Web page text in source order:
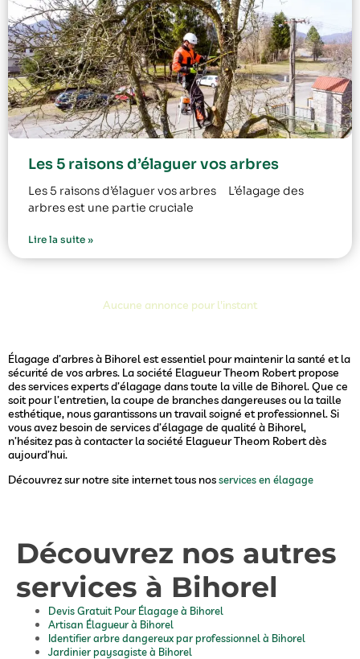
Les 5 raisons d’élaguer vos arbres
Les 5 raisons d’élaguer vos arbres L’élagage des
arbres est une partie cruciale
Lire la suite »
Aucune annonce pour l'instant
Élagage d’arbres à Bihorel est essentiel pour maintenir la santé et la
sécurité de vos arbres. La société Elagueur Theom Robert propose
des services experts d’élagage dans toute la ville de Bihorel. Que ce
soit pour l’entretien, la coupe de branches dangereuses ou la taille
esthétique, nous garantissons un travail soigné et professionnel. Si
vous avez besoin de services d’élagage de qualité à Bihorel,
n’hésitez pas à contacter la société Elagueur Theom Robert dès
aujourd’hui.
Découvrez sur notre site internet tous nosservices en élagage
Découvrez nos autres
services à Bihorel
Devis Gratuit Pour Élagage à Bihorel
Artisan Élagueur à Bihorel
Identifier arbre dangereux par professionnel à Bihorel
Jardinier paysagiste à Bihorel